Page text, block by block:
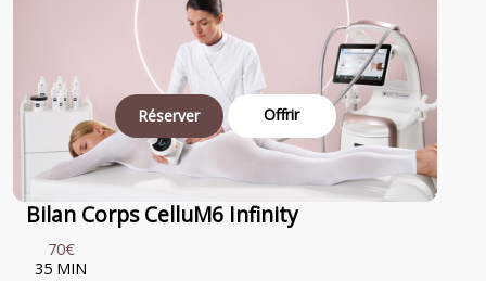
Réserver Offrir
Bilan Corps CelluM6 Infinity
70€
35 MIN